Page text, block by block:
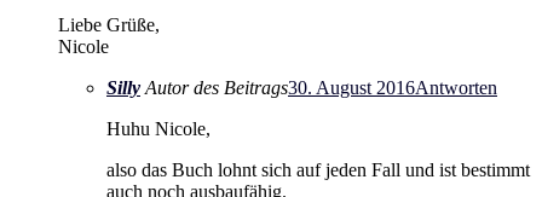
Liebe Grüße,
Nicole
Silly Autor des Beitrags30. August 2016Antworten
Huhu Nicole,
also das Buch lohnt sich auf jeden Fall und ist bestimmt
auch noch ausbaufähig.